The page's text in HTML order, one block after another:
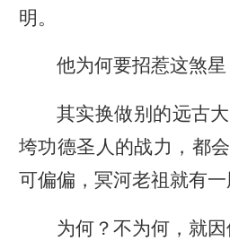
明。
他为何要招惹这煞星
其实换做别的远古
垮功德圣人的战力，都
可偏偏，冥河老祖就有一
为何？不为何，就因